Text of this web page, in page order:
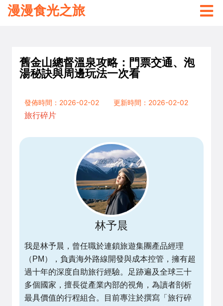
漫漫食光之旅
舊金山總督溫泉攻略：門票交通、泡
湯秘訣與周邊玩法一次看
發佈時間：2026-02-02
更新時間：2026-02-02
旅行碎片
林予晨
我是林予晨，曾任職於連鎖旅遊集團產品經理
（PM），負責海外路線開發與成本控管，擁有超
過十年的深度自助旅行經驗。足跡遍及全球三十
多個國家，擅長從產業內部的視角，為讀者剖析
最具價值的行程組合。目前專注於撰寫「旅行碎